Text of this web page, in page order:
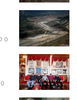
0
0